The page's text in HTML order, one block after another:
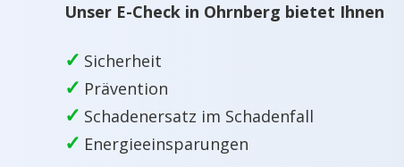
Unser E-Check in Ohrnberg bietet Ihnen
✓ Sicherheit
✓ Prävention
✓ Schadenersatz im Schadenfall
✓ Energieeinsparungen